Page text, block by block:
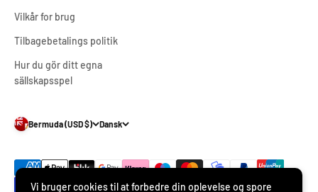
Vilkår for brug
Tilbagebetalings politik
Hur du gör ditt egna
sällskapsspel
Bermuda (USD $) Dansk
Vi bruger cookies til at forbedre din oplevelse og spore